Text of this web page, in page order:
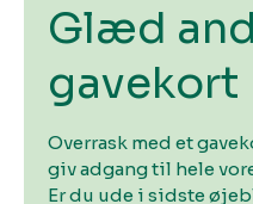
Glæd
gavekort
Overrask med et
giv adgang til hele
Er du ude i sidste